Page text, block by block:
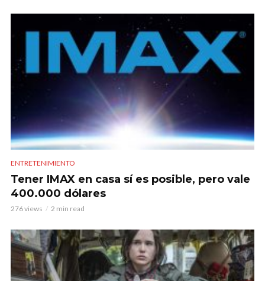
ENTRETENIMIENTO
Tener IMAX en casa sí es posible, pero vale
400.000 dólares
276 views 2 min read